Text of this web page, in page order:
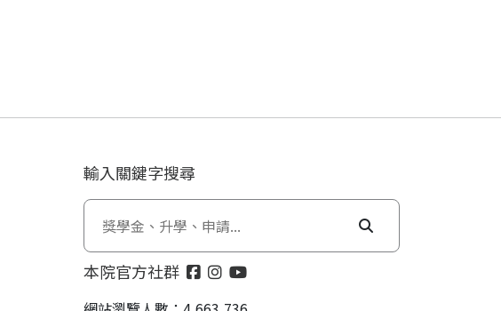
輸入關鍵字搜尋
本院官方社群